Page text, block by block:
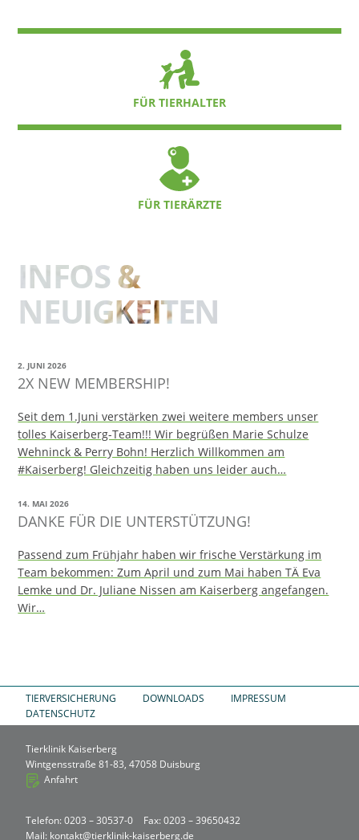
FÜR TIERHALTER
FÜR TIERÄRZTE
INFOS &
NEUIGKEITEN
2. JUNI 2026
2X NEW MEMBERSHIP!
Seit dem 1.Juni verstärken zwei weitere members unser
tolles Kaiserberg-Team!!! Wir begrüßen Marie Schulze
Wehninck & Perry Bohn! Herzlich Willkommen am
#Kaiserberg! Gleichzeitig haben uns leider auch…
14. MAI 2026
DANKE FÜR DIE UNTERSTÜTZUNG!
Passend zum Frühjahr haben wir frische Verstärkung im
Team bekommen: Zum April und zum Mai haben TÄ Eva
Lemke und Dr. Juliane Nissen am Kaiserberg angefangen.
Wir…
TIERVERSICHERUNG DOWNLOADS
IMPRESSUM
DATENSCHUTZ
Tierklinik Kaiserberg
Wintgensstraße 81-83, 47058 Duisburg
Anfahrt
Telefon: 0203 – 30537-0
Fax: 0203 – 39650432
Mail: kontakt@tierklinik-kaiserberg.de